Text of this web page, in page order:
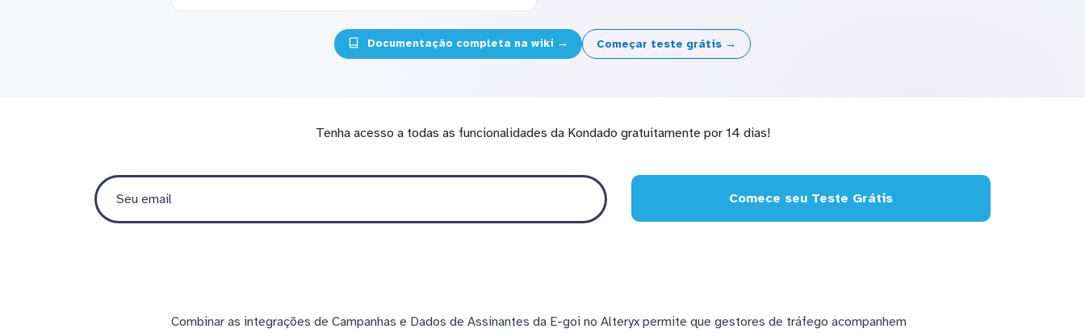
Documentação completa na wiki → Começar teste grátis →
Tenha acesso a todas as funcionalidades da Kondado gratuitamente por 14 dias!
Comece seu Teste Grátis
Combinar as integrações de Campanhas e Dados de Assinantes da E-goi no Alteryx permite que gestores de tráfego acompanhem